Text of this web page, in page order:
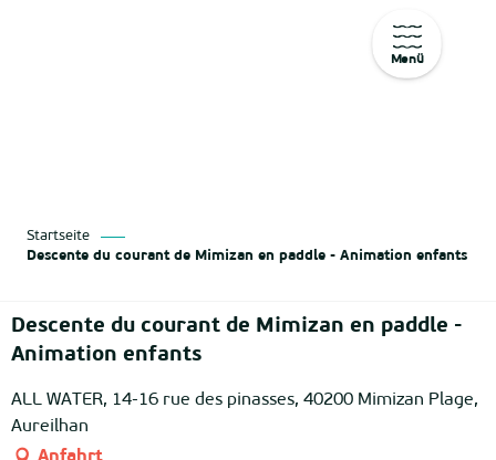
Menü
Startseite
Descente du courant de Mimizan en paddle - Animation enfants
Descente du courant de Mimizan en paddle -
Animation enfants
ALL WATER, 14-16 rue des pinasses, 40200 Mimizan Plage,
Aureilhan